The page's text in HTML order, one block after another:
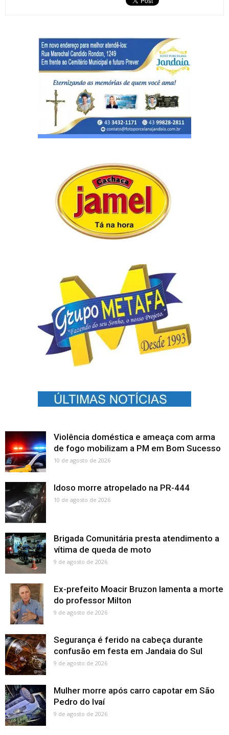
Violência doméstica e ameaça com arma
de fogo mobilizam a PM em Bom Sucesso
10 de agosto de 2026
Idoso morre atropelado na PR-444
10 de agosto de 2026
Brigada Comunitária presta atendimento a
vítima de queda de moto
9 de agosto de 2026
Ex-prefeito Moacir Bruzon lamenta a morte
do professor Milton
9 de agosto de 2026
Segurança é ferido na cabeça durante
confusão em festa em Jandaia do Sul
9 de agosto de 2026
Mulher morre após carro capotar em São
Pedro do Ivaí
9 de agosto de 2026